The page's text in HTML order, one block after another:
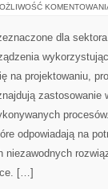
dla
na projektowaniu,
odpowiadają na
niezawodnych
[…]